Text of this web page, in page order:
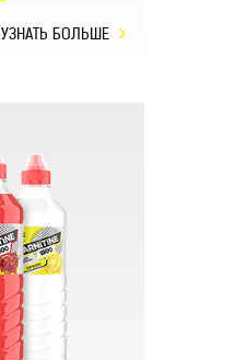
УЗНАТЬ БОЛЬШЕ